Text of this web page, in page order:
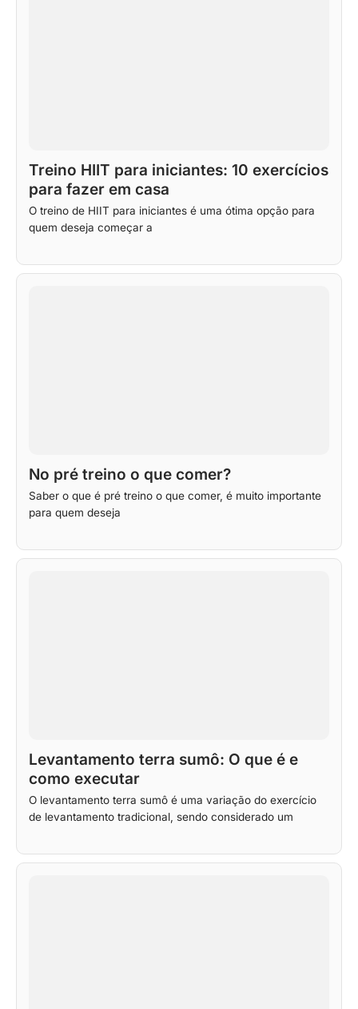
Treino HIIT para iniciantes: 10 exercícios
para fazer em casa
O treino de HIIT para iniciantes é uma ótima opção para
quem deseja começar a
No pré treino o que comer?
Saber o que é pré treino o que comer, é muito importante
para quem deseja
Levantamento terra sumô: O que é e
como executar
O levantamento terra sumô é uma variação do exercício
de levantamento tradicional, sendo considerado um